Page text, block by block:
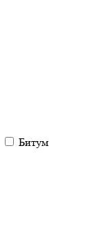
Битум